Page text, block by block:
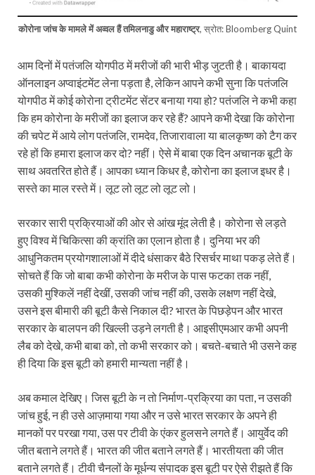
कोरोना जांच के मामले में अव्वल हैं तमिलनाडु और महाराष्ट्र, स्रोत: Bloomberg Quint
आम दिनों में पतंजलि योगपीठ में मरीजों की भारी भीड़ जुटती है। बाकायदा
ऑनलाइन अप्वाइंटमेंट लेना पड़ता है, लेकिन आपने कभी सुना कि पतंजलि
योगपीठ में कोई कोरोना ट्रीटमेंट सेंटर बनाया गया हो? पतंजलि ने कभी कहा
कि हम कोरोना के मरीजों का इलाज कर रहे हैं? आपने कभी देखा कि कोरोना
की चपेट में आये लोग पतंजलि, रामदेव, तिजारावाला या बालकृष्ण को टैग कर
रहे हों कि हमारा इलाज कर दो? नहीं। ऐसे में बाबा एक दिन अचानक बूटी के
साथ अवतरित होते हैं। आपका ध्यान किधर है, कोरोना का इलाज इधर है।
सस्ते का माल रस्ते में। लूट लो लूट लो लूट लो।
सरकार सारी प्रक्रियाओं की ओर से आंख मूंद लेती है। कोरोना से लड़ते
हुए विश्व में चिकित्सा की क्रांति का एलान होता है। दुनिया भर की
आधुनिकतम प्रयोगशालाओं में दीदे धंसाकर बैठे रिसर्चर माथा पकड़ लेते हैं।
सोचते हैं कि जो बाबा कभी कोरोना के मरीज के पास फटका तक नहीं,
उसकी मुश्किलें नहीं देखीं, उसकी जांच नहीं की, उसके लक्षण नहीं देखे,
उसने इस बीमारी की बूटी कैसे निकाल दी? भारत के पिछड़ेपन और भारत
सरकार के बालपन की खिल्ली उड़ने लगती है। आइसीएमआर कभी अपनी
लैब को देखे, कभी बाबा को, तो कभी सरकार को। बचते-बचाते भी उसने कह
ही दिया कि इस बूटी को हमारी मान्यता नहीं है।
अब कमाल देखिए। जिस बूटी के न तो निर्माण-प्रक्रिया का पता, न उसकी
जांच हुई, न ही उसे आज़माया गया और न उसे भारत सरकार के अपने ही
मानकों पर परखा गया, उस पर टीवी के एंकर हुलसने लगते हैं। आयुर्वेद की
जीत बताने लगते हैं। भारत की जीत बताने लगते हैं। भारतीयता की जीत
बताने लगते हैं। टीवी चैनलों के मूर्धन्य संपादक इस बूटी पर ऐसे रीझते हैं कि